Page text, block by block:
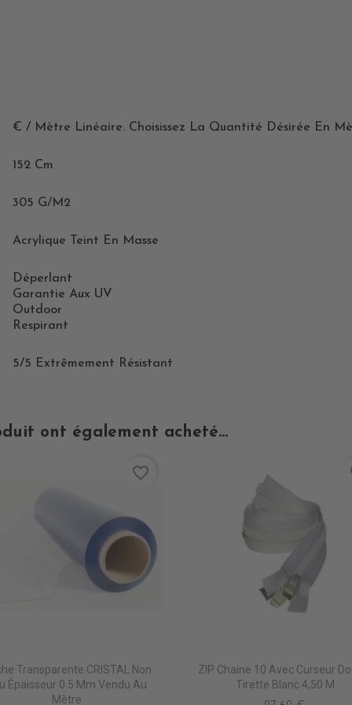
€ / Mètre Linéaire. Choisissez La Quantité Désirée En
152 Cm
305 G/m2
Acrylique Teint En Masse
Déperlant
Garantie Aux UV
Outdoor
Respirant
5/5 Extrêmement Résistant
ont également acheté...
Transparente CRISTAL Non
Épaisseur 0.5 Mm Vendu Au
Mètre
favorite_border
ZIP Chaine 10 Avec Curseur
Tirette Blanc 4,50 M